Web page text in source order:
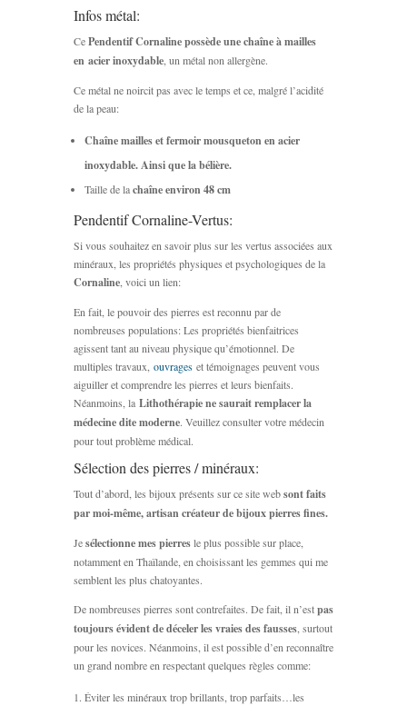
Infos métal:
CePendentif Cornaline possède une chaîne à mailles
en acier inoxydable, un métal non allergène.
Ce métal ne noircit pas avec le temps et ce, malgré l’acidité
de la peau:
Chaîne mailles et fermoir mousqueton en acier
inoxydable. Ainsi que la bélière.
Taille de lachaîne environ 48 cm
Pendentif Cornaline-Vertus:
Si vous souhaitez en savoir plus sur les vertus associées aux
minéraux, les propriétés physiques et psychologiques de la
Cornaline, voici un lien:
En fait, le pouvoir des pierres est reconnu par de
nombreuses populations: Les propriétés bienfaitrices
agissent tant au niveau physique qu’émotionnel. De
multiples travaux, ouvrageset témoignages peuvent vous
aiguiller et comprendre les pierres et leurs bienfaits.
Néanmoins, la Lithothérapie ne saurait remplacer la
médecine dite moderne. Veuillez consulter votre médecin
pour tout problème médical.
Sélection des pierres / minéraux:
Tout d’abord, les bijoux présents sur ce site websont faits
par moi-même, artisan créateur de bijoux pierres fines.
Jesélectionne mes pierresle plus possible sur place,
notamment en Thaïlande, en choisissant les gemmes qui me
semblent les plus chatoyantes.
De nombreuses pierres sont contrefaites. De fait, il n’estpas
toujours évident de déceler les vraies des fausses, surtout
pour les novices. Néanmoins, il est possible d’en reconnaître
un grand nombre en respectant quelques règles comme:
Éviter les minéraux trop brillants, trop parfaits…les